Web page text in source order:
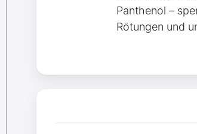
Panthenol –
Rötungen und